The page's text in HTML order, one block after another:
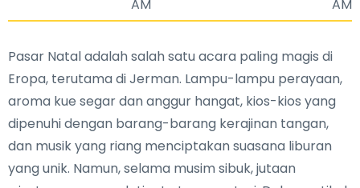
AM
AM
Pasar Natal adalah salah satu acara paling magis di
Eropa, terutama di Jerman. Lampu-lampu perayaan,
aroma kue segar dan anggur hangat, kios-kios yang
dipenuhi dengan barang-barang kerajinan tangan,
dan musik yang riang menciptakan suasana liburan
yang unik. Namun, selama musim sibuk, jutaan